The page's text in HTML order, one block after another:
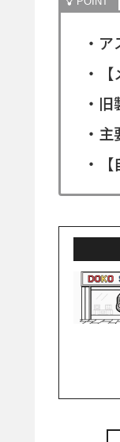
・
・
・
・
・